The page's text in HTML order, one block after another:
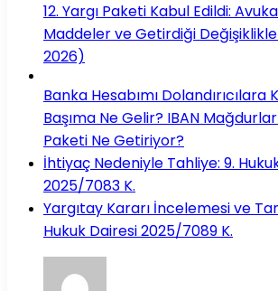
12. Yargı Paketi Kabul Edildi:
Maddeler ve Getirdiği
2026)
Banka Hesabımı Dolandırıcılara
Başıma Ne Gelir? IBAN
Paketi Ne Getiriyor?
İhtiyaç Nedeniyle Tahliye: 9.
2025/7083 K.
Yargıtay Kararı İncelemesi ve
Hukuk Dairesi 2025/7089 K.